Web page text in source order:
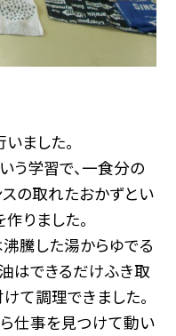
ました。
う学習で、一食分の
の取れたおかずとい
りました。
騰した湯からゆでる
はできるだけふき取
て調理できました。
仕事を見つけて動い